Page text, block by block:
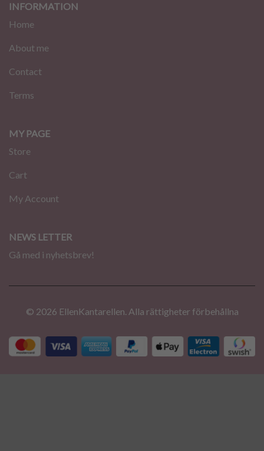
INFORMATION
Home
About me
Contact
Terms
MY PAGE
Store
Cart
My Account
NEWS LETTER
Gå med i nyhetsbrev!
© 2026 EllenKantarellen. Alla rättigheter förbehållna